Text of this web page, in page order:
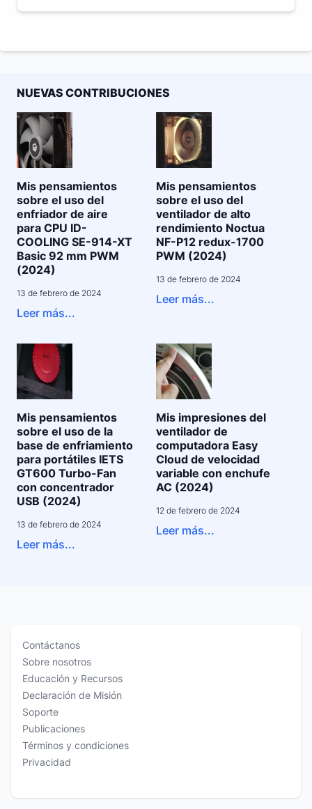
NUEVAS CONTRIBUCIONES
Mis pensamientos
sobre el uso del
enfriador de aire
para CPU ID-
COOLING SE-914-XT
Basic 92 mm PWM
(2024)
13 de febrero de 2024
Leer más...
Mis pensamientos
sobre el uso del
ventilador de alto
rendimiento Noctua
NF-P12 redux-1700
PWM (2024)
13 de febrero de 2024
Leer más...
Mis pensamientos
sobre el uso de la
base de enfriamiento
para portátiles IETS
GT600 Turbo-Fan
con concentrador
USB (2024)
13 de febrero de 2024
Leer más...
Mis impresiones del
ventilador de
computadora Easy
Cloud de velocidad
variable con enchufe
AC (2024)
12 de febrero de 2024
Leer más...
Contáctanos
Sobre nosotros
Educación y Recursos
Declaración de Misión
Soporte
Publicaciones
Términos y condiciones
Privacidad